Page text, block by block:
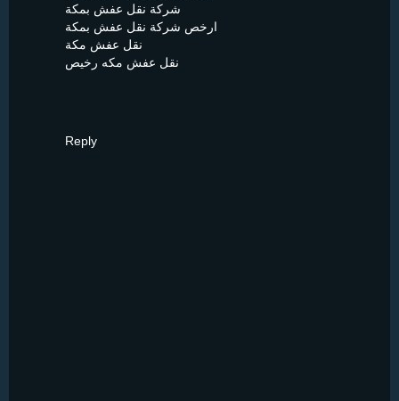
شركة نقل عفش بمكة
ارخص شركة نقل عفش بمكة
نقل عفش مكة
نقل عفش مكه رخيص
Reply